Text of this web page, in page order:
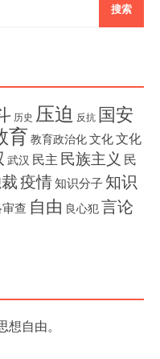
历史 压迫 反抗 国安
育 教育政治化文化文化
武汉 民主 民族主义 民
疫情知识分子 知识
查 自由 良心犯言论
自由。